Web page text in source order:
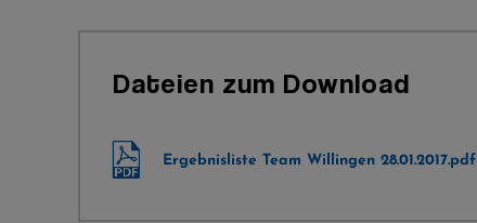
Dateien zum Download
Ergebnisliste Team Willingen 28.01.2017.pdf